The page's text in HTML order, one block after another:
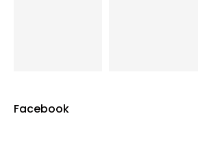
Facebook